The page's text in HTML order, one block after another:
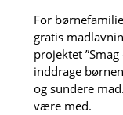
For
gratis
projektet
inddrage
og sundere
være med.